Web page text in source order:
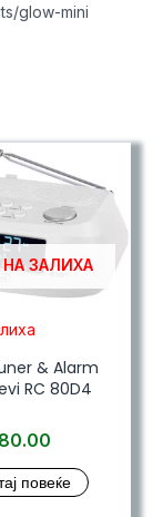
glow-mini
ЗАЛИХА
& Alarm
RC 80D4
повеќе